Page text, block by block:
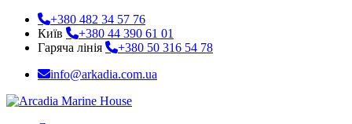
+380 482 34 57 76
Київ
+380 44 390 61 01
Гаряча лінія
+380 50 316 54 78
info@arkadia.com.ua